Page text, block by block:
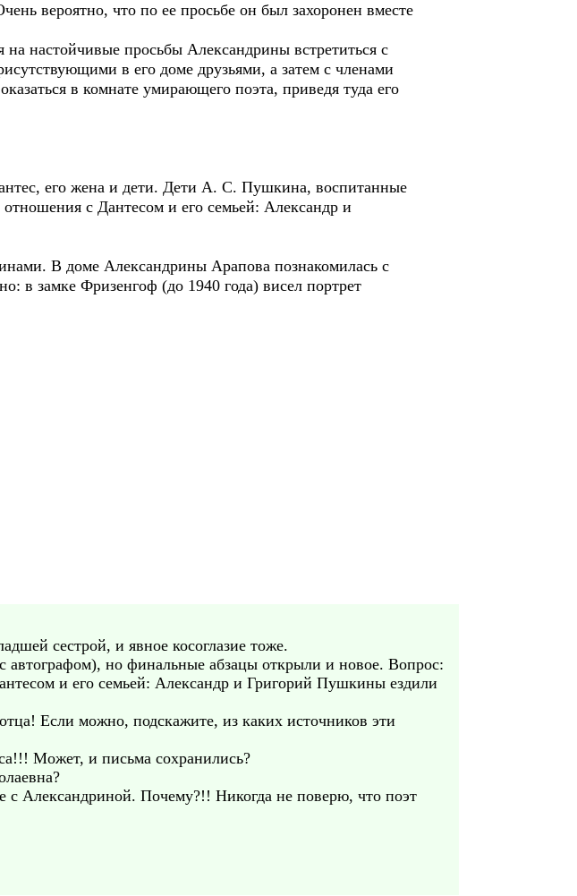
вероятно, что по ее просьбе он был захоронен вместе
настойчивые просьбы Александрины встретиться с
в его доме друзьями, а затем с членами
в комнате умирающего поэта, приведя туда его
его жена и дети. Дети А. С. Пушкина, воспитанные
с Дантесом и его семьей: Александр и
В доме Александрины Арапова познакомилась с
в замке Фризенгоф (до 1940 года) висел портрет
сестрой, и явное косоглазие тоже.
автографом), но финальные абзацы открыли и новое. Вопрос:
и его семьей: Александр и Григорий Пушкины ездили
Если можно, подскажите, из каких источников эти
Может, и письма сохранились?
Александриной. Почему?!! Никогда не поверю, что поэт